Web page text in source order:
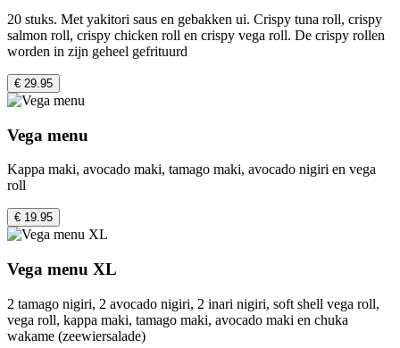
20 stuks. Met yakitori saus en gebakken ui. Crispy tuna roll, crispy
salmon roll, crispy chicken roll en crispy vega roll. De crispy rollen
worden in zijn geheel gefrituurd
€ 29.95
Vega menu
Kappa maki, avocado maki, tamago maki, avocado nigiri en vega
roll
€ 19.95
Vega menu XL
2 tamago nigiri, 2 avocado nigiri, 2 inari nigiri, soft shell vega roll,
vega roll, kappa maki, tamago maki, avocado maki en chuka
wakame (zeewiersalade)